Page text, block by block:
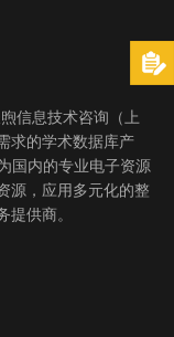
信息技术咨询（上
求的学术数据库产
国内的专业电子资源
源，应用多元化的整
供商。